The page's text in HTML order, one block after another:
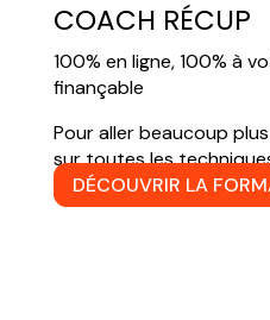
COACH RÉCUP
100% en ligne, 100% à
finançable
Pour aller beaucoup
sur toutes les
DÉCOUVRIR LA